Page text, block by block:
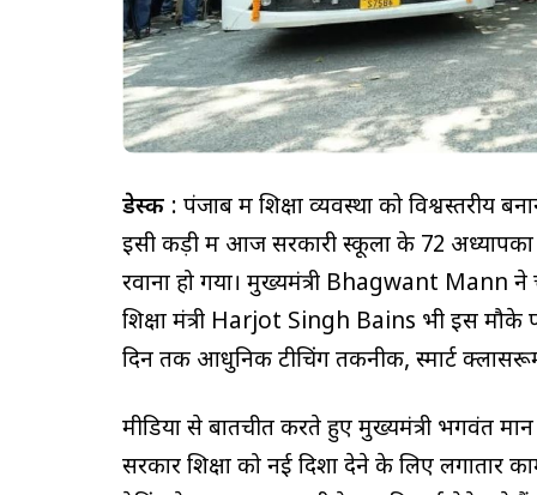
डेस्क : पंजाब में शिक्षा व्यवस्था को विश्वस्तरीय
इसी कड़ी में आज सरकारी स्कूलों के 72
रवाना हो गया। मुख्यमंत्री Bhagwant Mann
शिक्षा मंत्री Harjot Singh Bains भी इस मौके
दिन तक आधुनिक टीचिंग तकनीक, स्मार्ट
मीडिया से बातचीत करते हुए मुख्यमंत्री भगवंत
सरकार शिक्षा को नई दिशा देने के लिए लगातार